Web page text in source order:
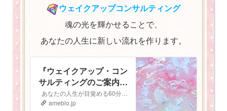
ウェイクアップコンサルティング
魂の光を輝かせることで、
あなたの人生に新しい流れを作ります。
『ウェイクアップ・コン
サルティングのご案内
⭐️』
ameblo.jp